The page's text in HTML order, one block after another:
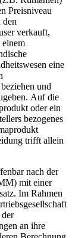
Preisniveau
den
verkauft,
eine
und
Auf die
oder ein
bezogenes
trifft allein
nach der
mit einer
Im Rahmen
an ihre